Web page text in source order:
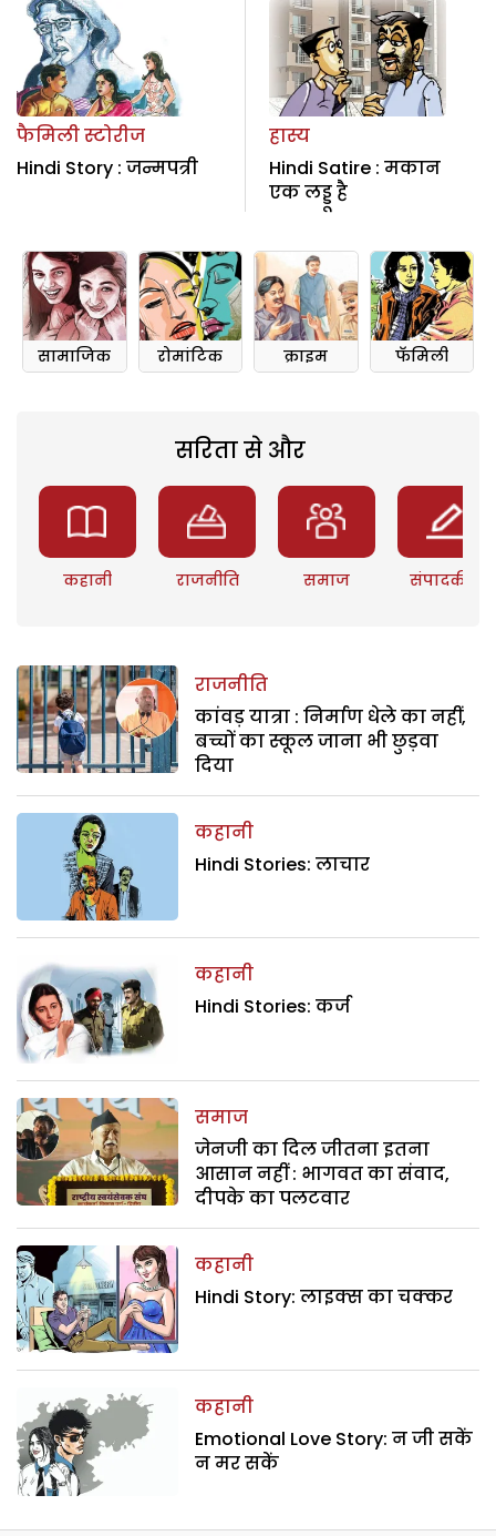
फैमिली स्टोरीज
Hindi Story : जन्मपत्री
हास्य
Hindi Satire : मकान
एक लड्डू है
सामाजिक रोमांटिक क्राइम फॅमिली
सरिता से और
कहानी राजनीति समाज संपादकीय
राजनीति
कांवड़ यात्रा : निर्माण धेले का नहीं,
बच्चों का स्कूल जाना भी छुड़वा
दिया
कहानी
Hindi Stories: लाचार
कहानी
Hindi Stories: कर्ज
समाज
जेनजी का दिल जीतना इतना
आसान नहीं : भागवत का संवाद,
दीपके का पलटवार
कहानी
Hindi Story: लाइक्स का चक्कर
कहानी
Emotional Love Story: न जी सकें
न मर सकें